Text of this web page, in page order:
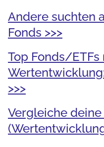
Andere suchten
Fonds >>>
Top Fonds/ETFs
>>>
Vergleiche deine